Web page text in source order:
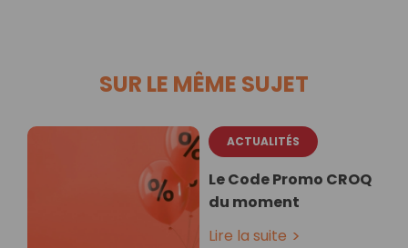
SUR LE MÊME SUJET
ACTUALITÉS
Le Code Promo CROQ
du moment
Lire la suite